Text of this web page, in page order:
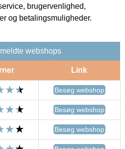
brugervenlighed,
og betalingsmuligheder.
webshops
Link
Besøg webshop
Besøg webshop
Besøg webshop